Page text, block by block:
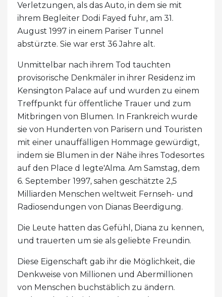
Verletzungen, als das Auto, in dem sie mit
ihrem Begleiter Dodi Fayed fuhr, am 31.
August 1997 in einem Pariser Tunnel
abstürzte. Sie war erst 36 Jahre alt.
Unmittelbar nach ihrem Tod tauchten
provisorische Denkmäler in ihrer Residenz im
Kensington Palace auf und wurden zu einem
Treffpunkt für öffentliche Trauer und zum
Mitbringen von Blumen. In Frankreich wurde
sie von Hunderten von Parisern und Touristen
mit einer unauffälligen Hommage gewürdigt,
indem sie Blumen in der Nähe ihres Todesortes
auf den Place d legte'Alma. Am Samstag, dem
6. September 1997, sahen geschätzte 2,5
Milliarden Menschen weltweit Fernseh- und
Radiosendungen von Dianas Beerdigung.
Die Leute hatten das Gefühl, Diana zu kennen,
und trauerten um sie als geliebte Freundin.
Diese Eigenschaft gab ihr die Möglichkeit, die
Denkweise von Millionen und Abermillionen
von Menschen buchstäblich zu ändern.